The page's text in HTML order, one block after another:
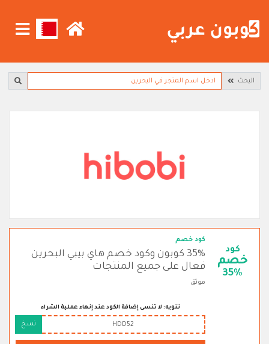
البحث
كود
خصم
35%
كود خصم
35% كوبون وكود خصم هاي بيبي البحرين
فعال على جميع المنتجات
موثق
تنويه: لا تنسى إضافة الكود عند إنهاء عملية الشراء
HDD52 نسخ